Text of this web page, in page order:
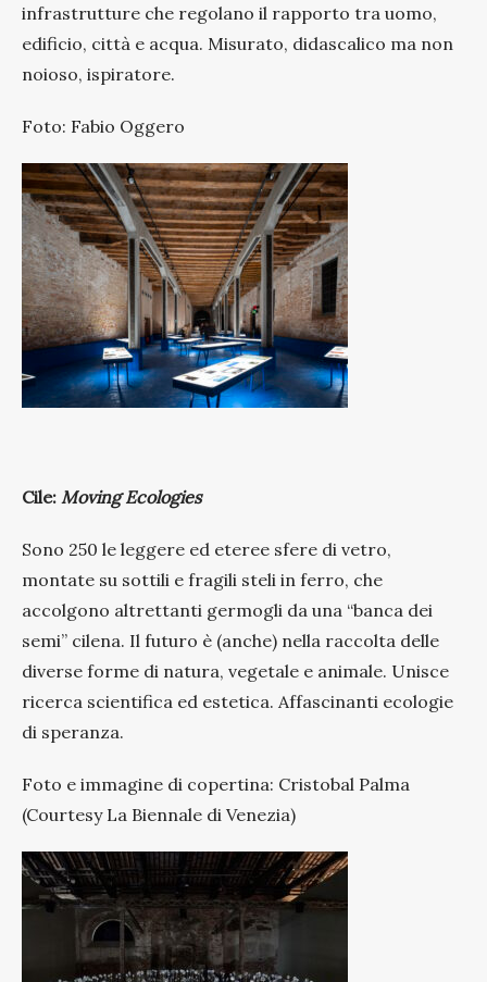
infrastrutture che regolano il rapporto tra uomo,
edificio, città e acqua. Misurato, didascalico ma non
noioso, ispiratore.
Foto: Fabio Oggero
Cile: Moving Ecologies
Sono 250 le leggere ed eteree sfere di vetro,
montate su sottili e fragili steli in ferro, che
accolgono altrettanti germogli da una “banca dei
semi” cilena. Il futuro è (anche) nella raccolta delle
diverse forme di natura, vegetale e animale. Unisce
ricerca scientifica ed estetica. Affascinanti ecologie
di speranza.
Foto e immagine di copertina: Cristobal Palma
(Courtesy La Biennale di Venezia)